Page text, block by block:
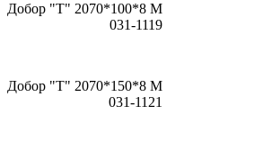
Добор "Т" 2070*100*8 М
031-1119
Добор "Т" 2070*150*8 М
031-1121